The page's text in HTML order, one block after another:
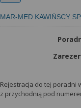
MAR-MED KAWIŃSCY
Rejestracja do tej poradni
z przychodnią pod